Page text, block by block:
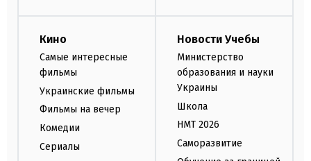
Кино
Самые интересные
фильмы
Украинские фильмы
Фильмы на вечер
Комедии
Сериалы
Новости Учебы
Министерство
образования и науки
Украины
Школа
НМТ 2026
Саморазвитие